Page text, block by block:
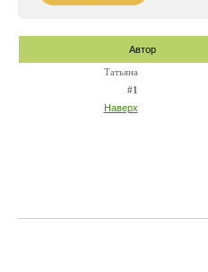
Автор
Татьяна
#1
Наверх